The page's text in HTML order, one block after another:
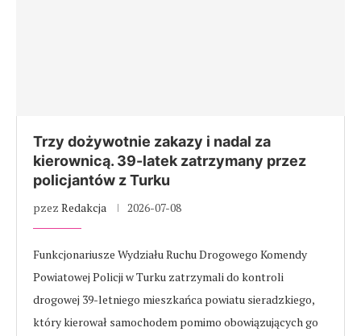
Trzy dożywotnie zakazy i nadal za
kierownicą. 39-latek zatrzymany przez
policjantów z Turku
pzez Redakcja 2026-07-08
Funkcjonariusze Wydziału Ruchu Drogowego Komendy
Powiatowej Policji w Turku zatrzymali do kontroli
drogowej 39-letniego mieszkańca powiatu sieradzkiego,
który kierował samochodem pomimo obowiązujących go